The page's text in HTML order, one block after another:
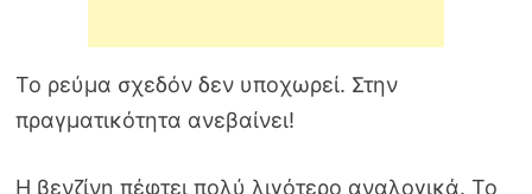
Το ρεύμα σχεδόν δεν υποχωρεί. Στην
πραγματικότητα ανεβαίνει!
Η βενζίνη πέφτει πολύ λιγότερο αναλογικά. Το